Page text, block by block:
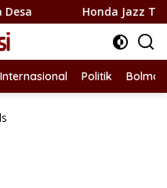
Honda Jazz Tabrak
Internasional Politik